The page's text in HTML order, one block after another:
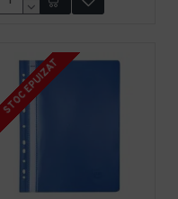
STOC EPUIZAT